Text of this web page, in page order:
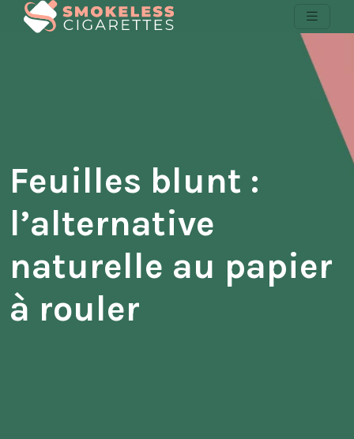
Feuilles blunt :
l’alternative
naturelle au papier
à rouler